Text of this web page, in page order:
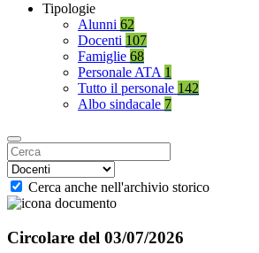
Tipologie
Alunni 62
Docenti 107
Famiglie 68
Personale ATA 1
Tutto il personale 142
Albo sindacale 7
Cerca anche nell'archivio storico
Circolare del 03/07/2026